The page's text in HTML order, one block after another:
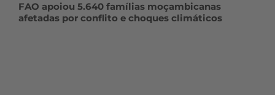
FAO apoiou 5.640 famílias moçambicanas
afetadas por conflito e choques climáticos